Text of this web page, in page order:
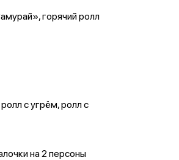
горячий ролл
с угрём, ролл с
на 2 персоны